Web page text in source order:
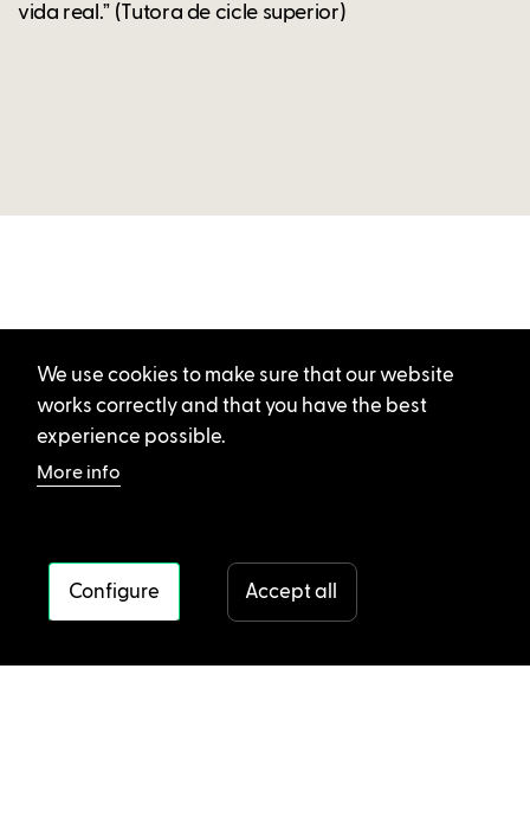
vida real.ˮ (Tutora de cicle superior)
We use cookies to make sure that our website
works correctly and that you have the best
experience possible.
More info
Configure Accept all